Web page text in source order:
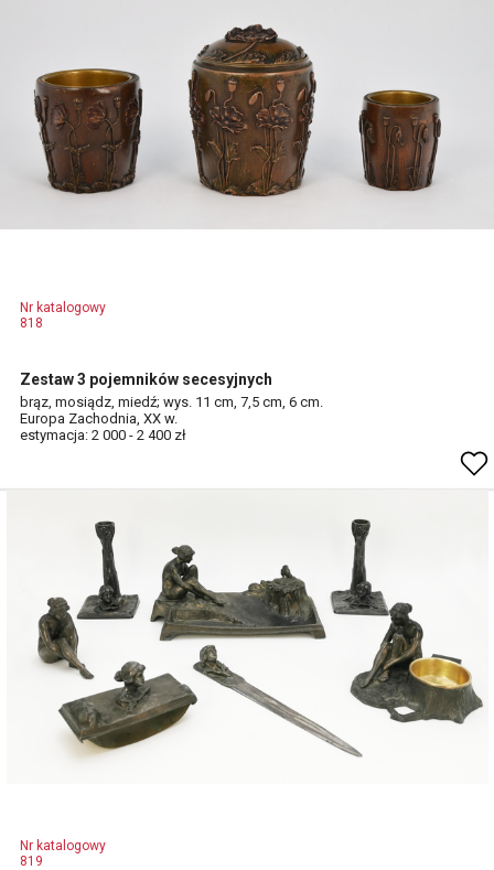
Nr katalogowy
818
Zestaw 3 pojemników secesyjnych
brąz, mosiądz, miedź; wys. 11 cm, 7,5 cm, 6 cm.
Europa Zachodnia, XX w.
estymacja: 2 000 - 2 400 zł
Nr katalogowy
819